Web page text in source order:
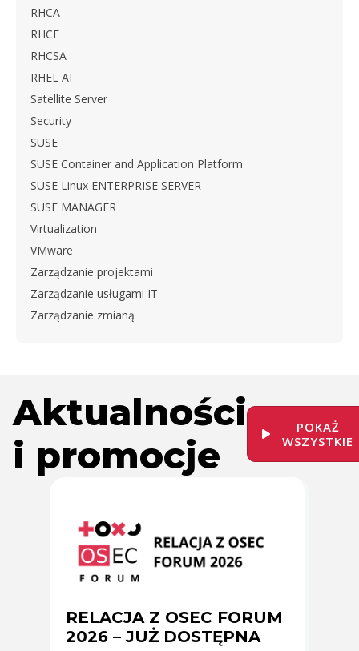
RHCA
RHCE
RHCSA
RHEL AI
Satellite Server
Security
SUSE
SUSE Container and Application Platform
SUSE Linux ENTERPRISE SERVER
SUSE MANAGER
Virtualization
VMware
Zarządzanie projektami
Zarządzanie usługami IT
Zarządzanie zmianą
Aktualności
i promocje
POKAŻ
WSZYSTKIE
RELACJA Z OSEC FORUM
2026 – JUŻ DOSTĘPNA